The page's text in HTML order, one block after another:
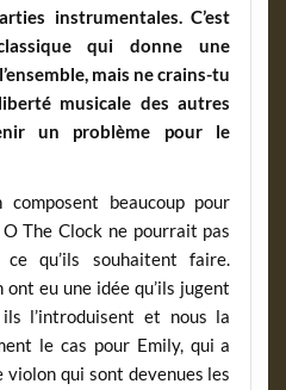
instrumentales. C’est
qui donne une
mais ne crains-tu
musicale des autres
un problème pour le
composent beaucoup pour
The Clock ne pourrait pas
qu’ils souhaitent faire.
ont eu une idée qu’ils jugent
l’introduisent et nous la
le cas pour Emily, qui a
qui sont devenues les